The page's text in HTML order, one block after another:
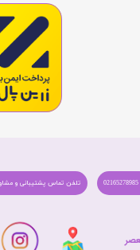
تلفن تماس پشتیبانی و مشاوره :